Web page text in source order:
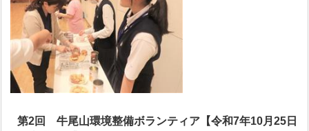
第2回 牛尾山環境整備ボランティア【令和7年10月25日